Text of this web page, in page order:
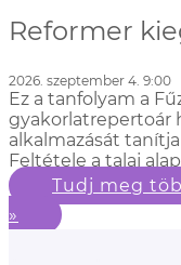
Reformer
2026. szeptember 4. 9:00
Ez a tanfolyam a
gyakorlatrepertoár
alkalmazását
Feltétele a talaj
Tudj meg
»